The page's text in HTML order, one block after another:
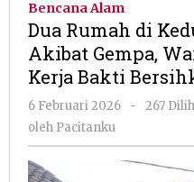
Bencana Alam
Dua Rumah di
Akibat Gempa,
Kerja Bakti
6 Februari 2026
oleh
-
267
oleh Pacitanku